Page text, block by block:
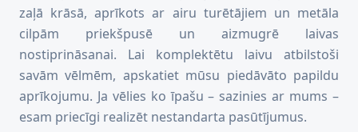
zaļā krāsā, aprīkots ar airu turētājiem un metāla
cilpām priekšpusē un aizmugrē laivas
nostiprināsanai. Lai komplektētu laivu atbilstoši
savām vēlmēm, apskatiet mūsu piedāvāto papildu
aprīkojumu. Ja vēlies ko īpašu – sazinies ar mums –
esam priecīgi realizēt nestandarta pasūtījumus.